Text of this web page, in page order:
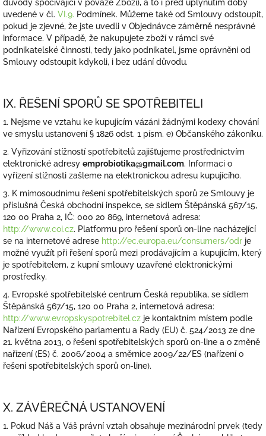
důvody spočívající v povaze Zboží), a to i před uplynutím doby
uvedené v čl. VI.9. Podmínek. Můžeme také od Smlouvy odstoupit,
pokud je zjevné, že jste uvedli v Objednávce záměrně nesprávné
informace. V případě, že nakupujete zboží v rámci své
podnikatelské činnosti, tedy jako podnikatel, jsme oprávněni od
Smlouvy odstoupit kdykoli, i bez udání důvodu.
IX. ŘEŠENÍ SPORŮ SE SPOTŘEBITELI
1. Nejsme ve vztahu ke kupujícím vázáni žádnými kodexy chování
ve smyslu ustanovení § 1826 odst. 1 písm. e) Občanského zákoníku.
2. Vyřizování stížností spotřebitelů zajišťujeme prostřednictvím
elektronické adresy emprobiotika@gmail.com. Informaci o
vyřízení stížnosti zašleme na elektronickou adresu kupujícího.
3. K mimosoudnímu řešení spotřebitelských sporů ze Smlouvy je
příslušná Česká obchodní inspekce, se sídlem Štěpánská 567/15,
120 00 Praha 2, IČ: 000 20 869, internetová adresa:
http://www.coi.cz. Platformu pro řešení sporů on-line nacházející
se na internetové adrese http://ec.europa.eu/consumers/odr je
možné využít při řešení sporů mezi prodávajícím a kupujícím, který
je spotřebitelem, z kupní smlouvy uzavřené elektronickými
prostředky.
4. Evropské spotřebitelské centrum Česká republika, se sídlem
Štěpánská 567/15, 120 00 Praha 2, internetová adresa:
http://www.evropskyspotrebitel.cz je kontaktním místem podle
Nařízení Evropského parlamentu a Rady (EU) č. 524/2013 ze dne
21. května 2013, o řešení spotřebitelských sporů on-line a o změně
nařízení (ES) č. 2006/2004 a směrnice 2009/22/ES (nařízení o
řešení spotřebitelských sporů on-line).
X. ZÁVĚREČNÁ USTANOVENÍ
1. Pokud Náš a Váš právní vztah obsahuje mezinárodní prvek (tedy